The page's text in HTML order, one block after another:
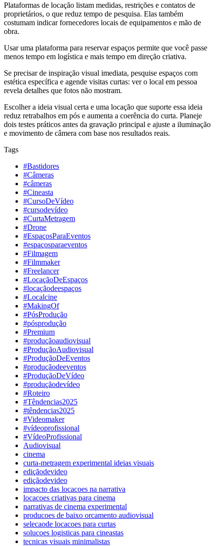
Plataformas de locação listam medidas, restrições e contatos de
proprietários, o que reduz tempo de pesquisa. Elas também
costumam indicar fornecedores locais de equipamentos e mão de
obra.
Usar uma plataforma para reservar espaços permite que você passe
menos tempo em logística e mais tempo em direção criativa.
Se precisar de inspiração visual imediata, pesquise espaços com
estética específica e agende visitas curtas: ver o local em pessoa
revela detalhes que fotos não mostram.
Escolher a ideia visual certa e uma locação que suporte essa ideia
reduz retrabalhos em pós e aumenta a coerência do curta. Planeje
dois testes práticos antes da gravação principal e ajuste a iluminação
e movimento de câmera com base nos resultados reais.
Tags
#Bastidores
#Câmeras
#câmeras
#Cineasta
#CursoDeVídeo
#cursodevídeo
#CurtaMetragem
#Drone
#EspaçosParaEventos
#espaçosparaeventos
#Filmagem
#Filmmaker
#Freelancer
#LocaçãoDeEspaços
#locaçãodeespaços
#Localcine
#MakingOf
#PósProdução
#pósprodução
#Premium
#produçãoaudiovisual
#ProduçãoAudiovisual
#ProduçãoDeEventos
#produçãodeeventos
#ProduçãoDeVídeo
#produçãodevídeo
#Roteiro
#Têndencias2025
#têndencias2025
#Videomaker
#vídeoprofissional
#VídeoProfissional
Audiovisual
cinema
curta-metragem experimental ideias visuais
ediçãodevideo
ediçãodevideo
impacto das locacoes na narrativa
locacoes criativas para cinema
narrativas de cinema experimental
producoes de baixo orcamento audiovisual
selecaode locacoes para curtas
solucoes logisticas para cineastas
tecnicas visuais minimalistas